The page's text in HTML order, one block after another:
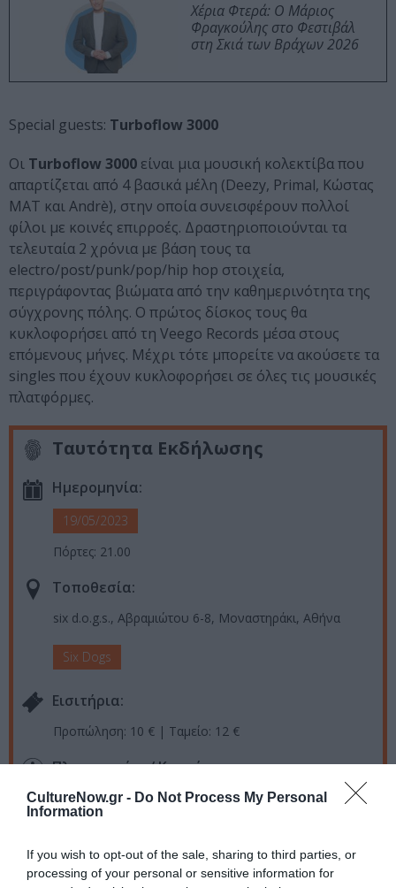
CultureNow.gr - Do Not Process My Personal
Information
If you wish to opt-out of the sale, sharing to third parties, or
processing of your personal or sensitive information for
Χέρια Φτερά: Ο Μάριος
Φραγκούλης στο Φεστιβάλ
στη Σκιά των Βράχων 2026
Special guests: Turboflow 3000
Οι Turboflow 3000 είναι μια μουσική κολεκτίβα που
απαρτίζεται από 4 βασικά μέλη (Deezy, Primal, Κώστας
ΜΑΤ και Andrè), στην οποία συνεισφέρουν πολλοί
φίλοι με κοινές επιρροές. Δραστηριοποιούνται τα
τελευταία 2 χρόνια με βάση τους τα
electro/post/punk/pop/hip hop στοιχεία,
περιγράφοντας βιώματα από την καθημερινότητα της
σύγχρονης πόλης. Ο πρώτος δίσκος τους θα
κυκλοφορήσει από τη Veego Records μέσα στους
επόμενους μήνες. Μέχρι τότε μπορείτε να ακούσετε τα
singles που έχουν κυκλοφορήσει σε όλες τις μουσικές
πλατφόρμες.
Ταυτότητα Εκδήλωσης
Ημερομηνία:
19/05/2023
Πόρτες: 21.00
Τοποθεσία:
six d.o.g.s., Αβραμιώτου 6-8, Μοναστηράκι, Αθήνα
Six Dogs
Eισιτήρια:
Προπώληση: 10 € | Ταμείο: 12 €
Πληροφορίες / Κρατήσεις:
Τηλ.:21 0321 0510|sixdogs.gr
Ακολουθήστε το Culturenow.gr στοGoogle Newsκαι
μάθετε πρώτοι όλες τις ειδήσεις